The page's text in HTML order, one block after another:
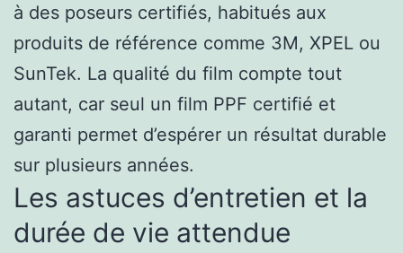
à des poseurs certifiés, habitués aux
produits de référence comme 3M, XPEL ou
SunTek. La qualité du film compte tout
autant, car seul un film PPF certifié et
garanti permet d’espérer un résultat durable
sur plusieurs années.
Les astuces d’entretien et la
durée de vie attendue